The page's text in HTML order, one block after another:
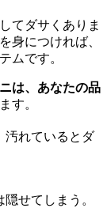
てダサくありま
身につければ、
ムです。
は、あなたの品
す。
汚れているとダ
せてしまう。